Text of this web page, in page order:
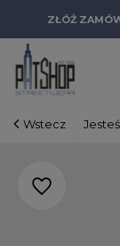
ZŁÓŻ
Wstecz